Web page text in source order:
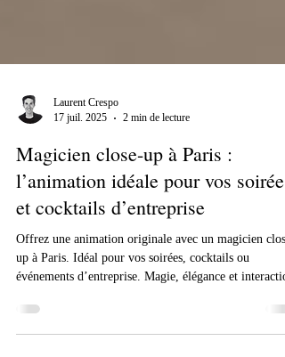
Laurent Crespo
2 min de lecture
Magicien close-up à Paris :
l’animation idéale pour vos soirées
et cocktails d’entreprise
Offrez une animation originale avec un magicien
up à Paris. Idéal pour vos soirées, cocktails ou